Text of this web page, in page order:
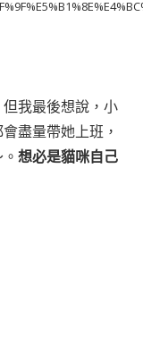
我最後想說，小
盡量帶她上班，
想必是貓咪自己